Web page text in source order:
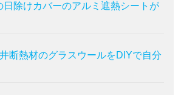
日除けカバーのアルミ遮熱シートが
断熱材のグラスウールをDIYで自分